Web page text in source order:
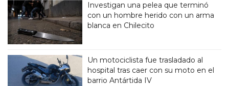
Investigan una pelea que terminó
con un hombre herido con un arma
blanca en Chilecito
Un motociclista fue trasladado al
hospital tras caer con su moto en el
barrio Antártida IV